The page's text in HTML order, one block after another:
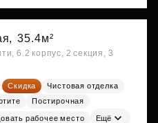
35.4м²
6.2 корпус, 2 секция, 3
Скидка
Чистовая отделка
Постирочная
рабочее место Ещё